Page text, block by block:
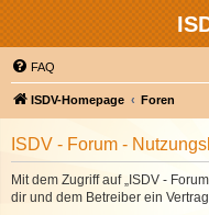
FAQ
ISDV-Homepage Foren
ISDV - Forum -
Mit dem Zugriff auf „ISDV -
dir und dem Betreiber ein